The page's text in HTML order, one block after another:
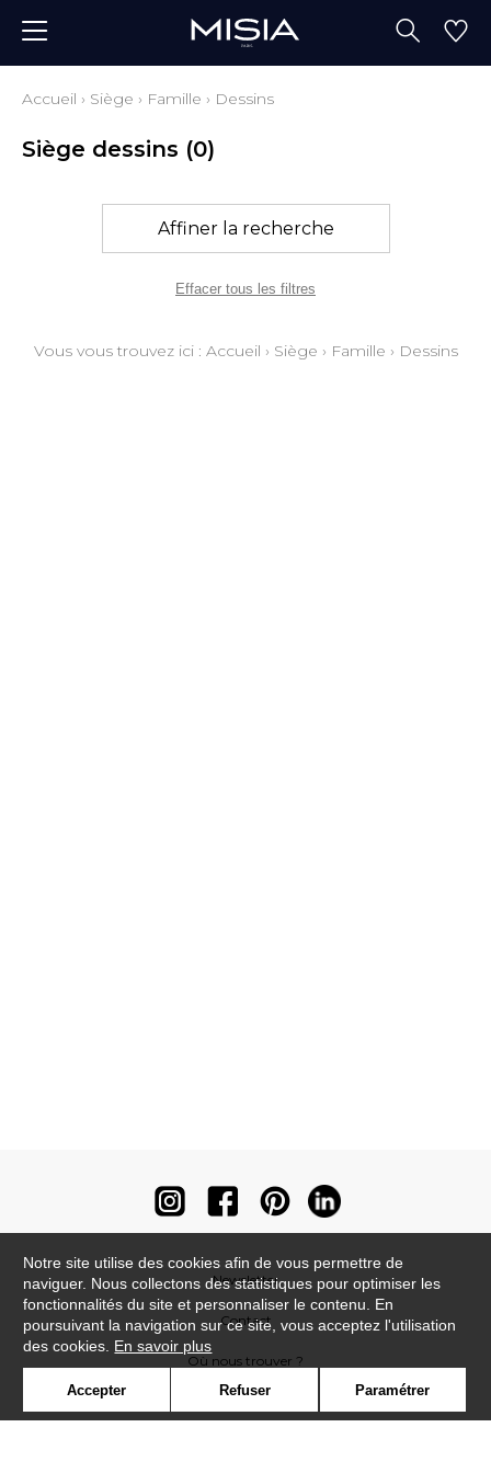
Accueil › Siège › Famille › Dessins
Siège dessins (0)
Affiner la recherche
Effacer tous les filtres
Vous vous trouvez ici : Accueil › Siège › Famille › Dessins
Newsletter
Contact
Où nous trouver ?
Notre site utilise des cookies afin de vous permettre de
naviguer. Nous collectons des statistiques pour optimiser les
fonctionnalités du site et personnaliser le contenu. En
poursuivant la navigation sur ce site, vous acceptez l'utilisation
des cookies. En savoir plus
Accepter Refuser Paramétrer